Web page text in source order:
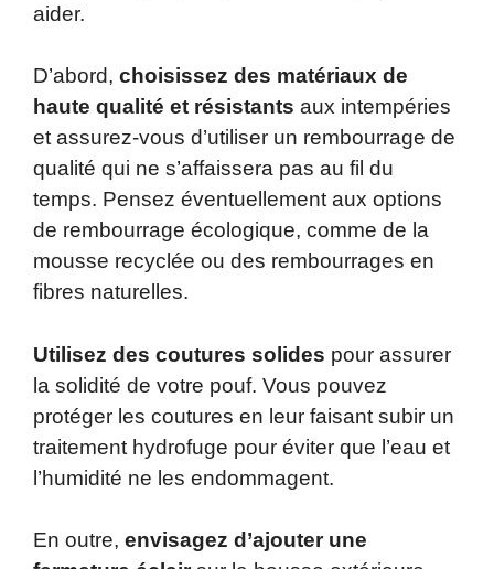
aider.
D’abord, choisissez des matériaux de
haute qualité et résistants aux intempéries
et assurez-vous d’utiliser un rembourrage de
qualité qui ne s’affaissera pas au fil du
temps. Pensez éventuellement aux options
de rembourrage écologique, comme de la
mousse recyclée ou des rembourrages en
fibres naturelles.
Utilisez des coutures solides pour assurer
la solidité de votre pouf. Vous pouvez
protéger les coutures en leur faisant subir un
traitement hydrofuge pour éviter que l’eau et
l’humidité ne les endommagent.
En outre, envisagez d’ajouter une